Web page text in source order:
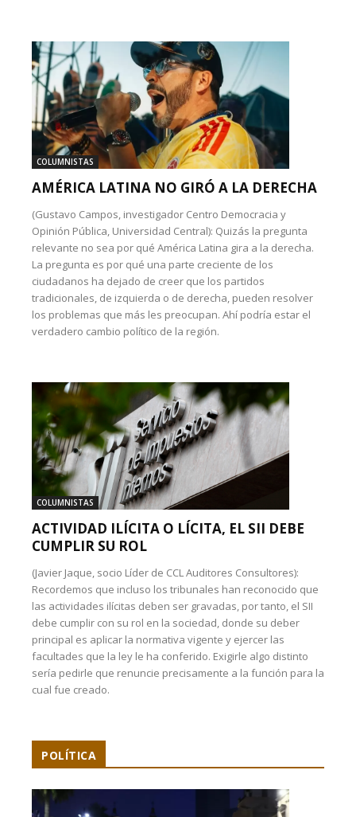
COLUMNISTAS
AMÉRICA LATINA NO GIRÓ A LA DERECHA
(Gustavo Campos, investigador Centro Democracia y
Opinión Pública, Universidad Central): Quizás la pregunta
relevante no sea por qué América Latina gira a la derecha.
La pregunta es por qué una parte creciente de los
ciudadanos ha dejado de creer que los partidos
tradicionales, de izquierda o de derecha, pueden resolver
los problemas que más les preocupan. Ahí podría estar el
verdadero cambio político de la región.
COLUMNISTAS
ACTIVIDAD ILÍCITA O LÍCITA, EL SII DEBE
CUMPLIR SU ROL
(Javier Jaque, socio Líder de CCL Auditores Consultores):
Recordemos que incluso los tribunales han reconocido que
las actividades ilícitas deben ser gravadas, por tanto, el SII
debe cumplir con su rol en la sociedad, donde su deber
principal es aplicar la normativa vigente y ejercer las
facultades que la ley le ha conferido. Exigirle algo distinto
sería pedirle que renuncie precisamente a la función para la
cual fue creado.
POLÍTICA